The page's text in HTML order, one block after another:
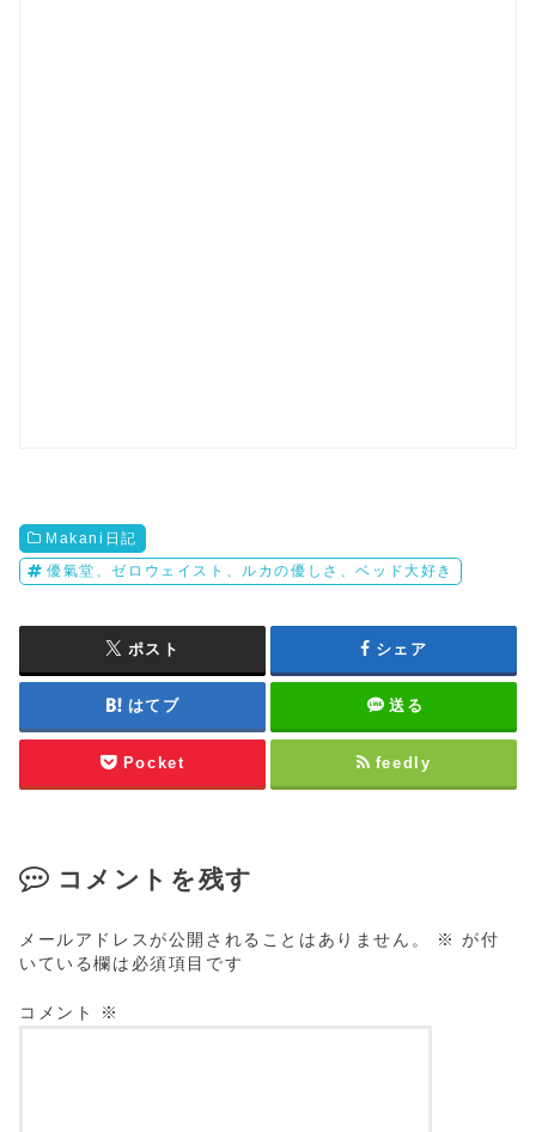
Makani日記
優氣堂、ゼロウェイスト、ルカの優しさ、ベッド大好き
ポスト シェア
はてブ 送る
Pocket feedly
コメントを残す
メールアドレスが公開されることはありません。 ※ が付
いている欄は必須項目です
コメント ※